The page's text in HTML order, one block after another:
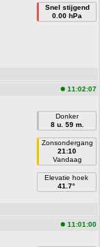
Snel stijgend
0.00 hPa
11:02:07
Donker
8 u. 59 m.
Zonsondergang
21:10
Vandaag
Elevatie hoek
41.7°
11:01:00